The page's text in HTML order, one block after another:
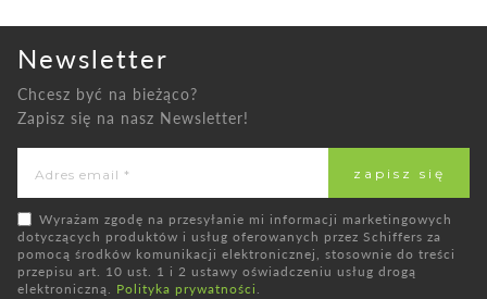
Newsletter
Chcesz być na bieżąco?
Zapisz się na nasz Newsletter!
Wyrażam zgodę na przesyłanie mi informacji marketingowych
dotyczących produktów i usług oferowanych przez Schiffers za
pomocą środków komunikacji elektronicznej, stosownie do treści
przepisu art. 10 ust. 1 i 2 ustawy oświadczeniu usług drogą
elektroniczną. Polityka prywatności .